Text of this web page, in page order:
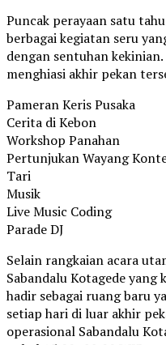
Puncak perayaan satu
berbagai kegiatan seru
dengan sentuhan
menghiasi akhir pekan
Pameran Keris Pusaka
Cerita di Kebon
Workshop Panahan
Pertunjukan Wayang
Tari
Musik
Live Music Coding
Parade DJ
Selain rangkaian acara
Sabandalu Kotagede yang
hadir sebagai ruang baru
setiap hari di luar akhir
operasional Sabandalu